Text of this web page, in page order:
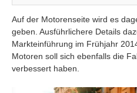
Auf der Motorenseite wird es
geben. Ausführlichere Details
Markteinführung im Frühjahr
Motoren soll sich ebenfalls die
verbessert haben.